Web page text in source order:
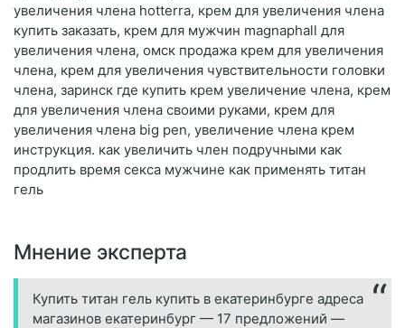
увеличения члена hotterra, крем для увеличения члена
купить заказать, крем для мужчин magnaphall для
увеличения члена, омск продажа крем для увеличения
члена, крем для увеличения чувствительности головки
члена, заринск где купить крем увеличение члена, крем
для увеличения члена своими руками, крем для
увеличения члена big pen, увеличение члена крем
инструкция. как увеличить член подручными как
продлить время секса мужчине как применять титан
гель
Мнение эксперта
Купить титан гель купить в екатеринбурге адреса
магазинов екатеринбург — 17 предложений —